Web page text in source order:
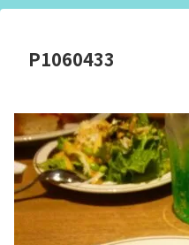
P1060433